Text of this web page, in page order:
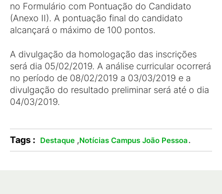
no Formulário com Pontuação do Candidato
(Anexo II). A pontuação final do candidato
alcançará o máximo de 100 pontos.
A divulgação da homologação das inscrições
será dia 05/02/2019. A análise curricular ocorrerá
no período de 08/02/2019 a 03/03/2019 e a
divulgação do resultado preliminar será até o dia
04/03/2019.
Tags : Destaque ,Notícias Campus João Pessoa.